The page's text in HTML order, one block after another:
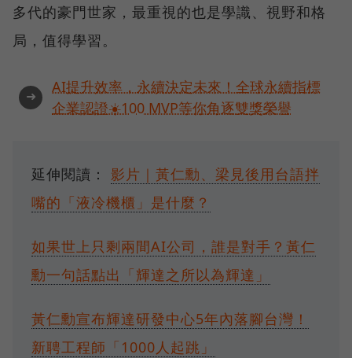
多代的豪門世家，最重視的也是學識、視野和格
局，值得學習。
➜
AI提升效率，永續決定未來！全球永續指標
企業認證☀️100 MVP等你角逐雙獎榮譽
延伸閱讀： 影片｜黃仁勳、梁見後用台語拌
嘴的「液冷機櫃」是什麼？
如果世上只剩兩間AI公司，誰是對手？黃仁
勳一句話點出「輝達之所以為輝達」
黃仁勳宣布輝達研發中心5年內落腳台灣！
新聘工程師「1000人起跳」